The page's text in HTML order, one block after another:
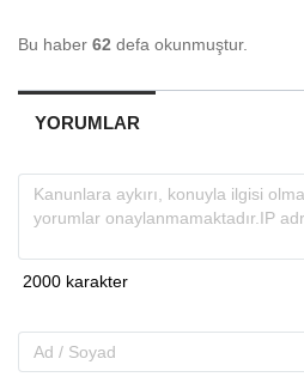
Bu haber 62 defa okunmuştur.
YORUMLAR